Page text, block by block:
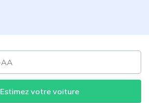
Estimez votre voiture